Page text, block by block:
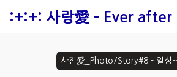
:+:+: 사랑愛 - Ever after
사진愛_Photo/Story#8 - 일상